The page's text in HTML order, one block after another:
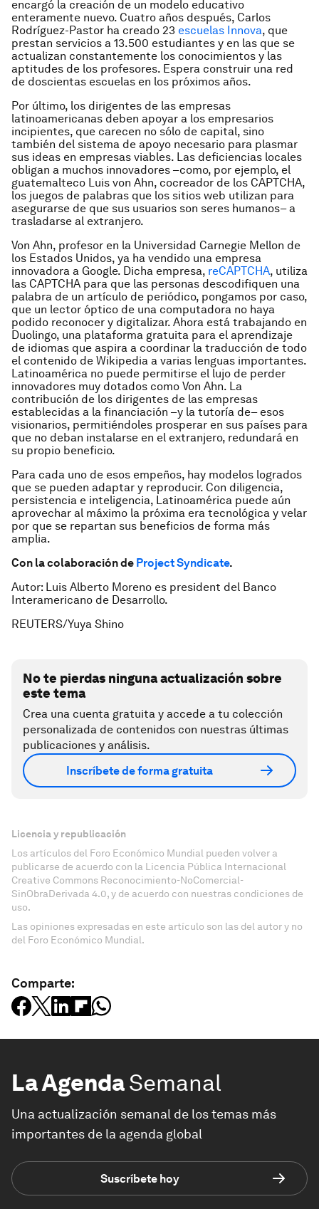
encargó la creación de un modelo educativo
enteramente nuevo. Cuatro años después, Carlos
Rodríguez-Pastor ha creado 23 escuelas Innova, que
prestan servicios a 13.500 estudiantes y en las que se
actualizan constantemente los conocimientos y las
aptitudes de los profesores. Espera construir una red
de doscientas escuelas en los próximos años.
Por último, los dirigentes de las empresas
latinoamericanas deben apoyar a los empresarios
incipientes, que carecen no sólo de capital, sino
también del sistema de apoyo necesario para plasmar
sus ideas en empresas viables. Las deficiencias locales
obligan a muchos innovadores –como, por ejemplo, el
guatemalteco Luis von Ahn, cocreador de los CAPTCHA,
los juegos de palabras que los sitios web utilizan para
asegurarse de que sus usuarios son seres humanos– a
trasladarse al extranjero.
Von Ahn, profesor en la Universidad Carnegie Mellon de
los Estados Unidos, ya ha vendido una empresa
innovadora a Google. Dicha empresa, reCAPTCHA, utiliza
las CAPTCHA para que las personas descodifiquen una
palabra de un artículo de periódico, pongamos por caso,
que un lector óptico de una computadora no haya
podido reconocer y digitalizar. Ahora está trabajando en
Duolingo, una plataforma gratuita para el aprendizaje
de idiomas que aspira a coordinar la traducción de todo
el contenido de Wikipedia a varias lenguas importantes.
Latinoamérica no puede permitirse el lujo de perder
innovadores muy dotados como Von Ahn. La
contribución de los dirigentes de las empresas
establecidas a la financiación –y la tutoría de– esos
visionarios, permitiéndoles prosperar en sus países para
que no deban instalarse en el extranjero, redundará en
su propio beneficio.
Para cada uno de esos empeños, hay modelos logrados
que se pueden adaptar y reproducir. Con diligencia,
persistencia e inteligencia, Latinoamérica puede aún
aprovechar al máximo la próxima era tecnológica y velar
por que se repartan sus beneficios de forma más
amplia.
Con la colaboración de Project Syndicate.
Autor: Luis Alberto Moreno es president del Banco
Interamericano de Desarrollo.
REUTERS/Yuya Shino
No te pierdas ninguna actualización sobre
este tema
Crea una cuenta gratuita y accede a tu colección
personalizada de contenidos con nuestras últimas
publicaciones y análisis.
Inscríbete de forma gratuita
Licencia y republicación
Los artículos del Foro Económico Mundial pueden volver a
publicarse de acuerdo con la Licencia Pública Internacional
Creative Commons Reconocimiento-NoComercial-
SinObraDerivada 4.0, y de acuerdo con nuestras condiciones de
uso.
Las opiniones expresadas en este artículo son las del autor y no
del Foro Económico Mundial.
Comparte:
La AgendaSemanal
Una actualización semanal de los temas más
importantes de la agenda global
Suscríbete hoy